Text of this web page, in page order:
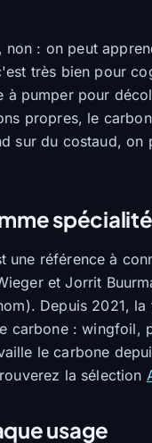
: on peut
très bien pour
à pumper pour
propres, le
sur du costaud, on
spécialité
une référence à
et Jorrit
Depuis 2021,
carbone : wingfoil,
le carbone
la sélection
usage